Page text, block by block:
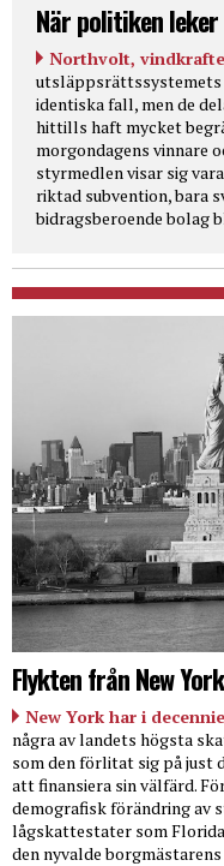
När politiken
Northvolt,
utsläppsrättssystemets
identiska fall, men de
hittills haft mycket
morgondagens vinnare
styrmedlen visar sig
riktad subvention, bara
bidragsberoende bolag
Flykten från New York
New York har i
några av landets högsta
som den förlitat sig på just
att finansiera sin välfärd.
demografisk förändring av
lågskattestater som
den nyvalde